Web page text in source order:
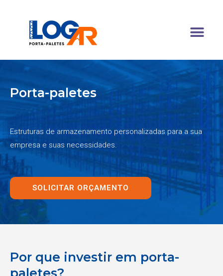
conteúdo
Porta-paletes
Estruturas de armazenamento personalizadas para a sua
empresa e suas necessidades.
SOLICITAR ORÇAMENTO
Por que investir em porta-